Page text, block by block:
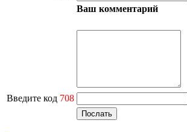
Ваш комментарий
Введите код 708